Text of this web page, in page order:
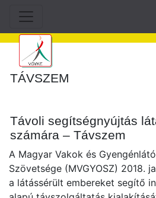
TÁVSZEM
Távoli segítségnyújtás
számára – Távszem
A Magyar Vakok és
Szövetsége (MVGYOSZ) 2018.
a látássérült embereket segítő